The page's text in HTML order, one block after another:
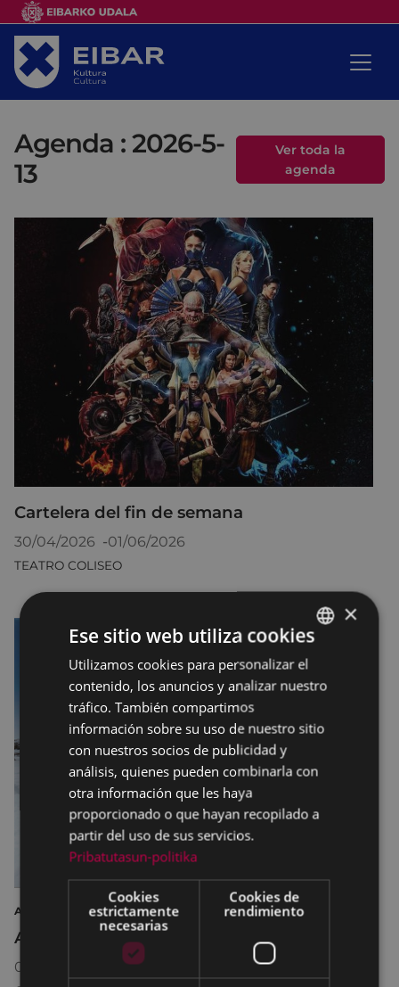
Agenda : 2026-5-
13
Ver toda la
agenda
Cartelera del fin de semana
30/04/2026 -01/06/2026
TEATRO COLISEO
ARTE EXPOSICIÓN FOTOGRAFÍA
Argazkilaritza maiatzean
08/05/2026 18:30 - 20:30
BASQUE
SPANISH
×
Ese sitio web utiliza cookies
Utilizamos cookies para personalizar el
contenido, los anuncios y analizar nuestro
tráfico. También compartimos
información sobre su uso de nuestro sitio
con nuestros socios de publicidad y
análisis, quienes pueden combinarla con
otra información que les haya
proporcionado o que hayan recopilado a
partir del uso de sus servicios.
Pribatutasun-politika
Cookies
estrictamente
necesarias
Cookies de
rendimiento